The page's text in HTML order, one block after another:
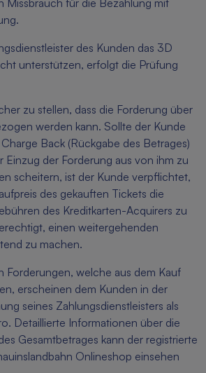
Missbrauch für die Bezahlung mit
des Kunden das 3D
unterstützen, erfolgt die Prüfung
zu stellen, dass die Forderung über
werden kann. Sollte der Kunde
Back (Rückgabe des Betrages)
Einzug der Forderung aus von ihm zu
scheitern, ist der Kunde verpflichtet,
des gekauften Tickets die
des Kreditkarten-Acquirers zu
einen weitergehenden
zu machen.
Forderungen, welche aus dem Kauf
erscheinen dem Kunden in der
seines Zahlungsdienstleisters als
Detaillierte Informationen über die
Gesamtbetrages kann der registrierte
Onlineshop einsehen